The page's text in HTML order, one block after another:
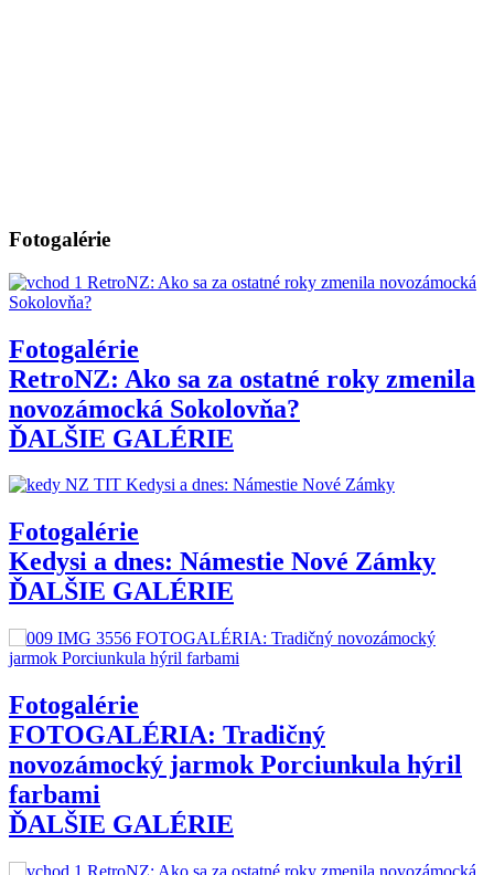
Fotogalérie
Fotogalérie
RetroNZ: Ako sa za ostatné roky zmenila
novozámocká Sokolovňa?
ĎALŠIE GALÉRIE
Fotogalérie
Kedysi a dnes: Námestie Nové Zámky
ĎALŠIE GALÉRIE
Fotogalérie
FOTOGALÉRIA: Tradičný
novozámocký jarmok Porciunkula hýril
farbami
ĎALŠIE GALÉRIE